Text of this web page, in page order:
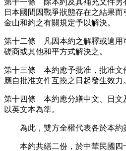
第十一條 除本約及其補充文件另
日本國間因戰爭狀態存在之結果
金山和約之有關規定予以解決。
第十二條 凡因本約之解釋或適用
磋商或其他和平方式解決之。
第十三條 本約應予批准，批准文
應自批准文件互換之日起發生效力
第十四條 本約應分繕中文、日文
以英文本為準。
為此，雙方全權代表各於本約
本約共繕二份，於中華民國四